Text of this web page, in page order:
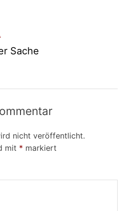
Sache
nicht veröffentlicht.
mit * markiert